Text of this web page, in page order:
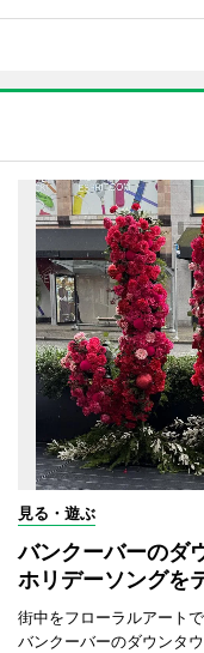
見る・遊ぶ
バンクーバーのダ
ホリデーソングを
街中をフローラルアート
バンクーバーのダウンタ